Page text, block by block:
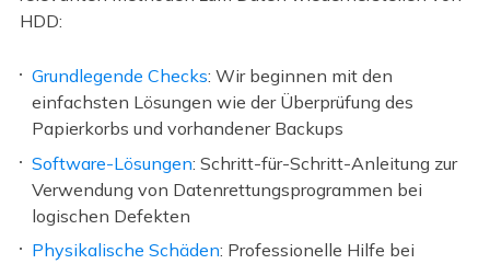
HDD:
Grundlegende Checks: Wir beginnen mit den
einfachsten Lösungen wie der Überprüfung des
Papierkorbs und vorhandener Backups
Software-Lösungen: Schritt-für-Schritt-Anleitung zur
Verwendung von Datenrettungsprogrammen bei
logischen Defekten
Physikalische Schäden: Professionelle Hilfe bei